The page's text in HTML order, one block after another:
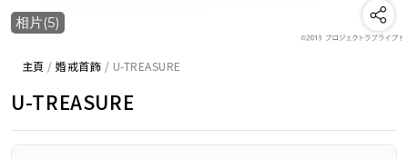
相片(5)
主頁 /婚戒首飾 / U-TREASURE
U-TREASURE